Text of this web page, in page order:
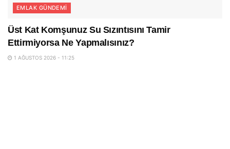
EMLAK GÜNDEMI
Üst Kat Komşunuz Su Sızıntısını Tamir
Ettirmiyorsa Ne Yapmalısınız?
1 AĞUSTOS 2026 - 11:25